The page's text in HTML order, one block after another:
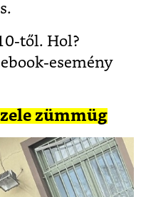
től. Hol?
esemény
zümmüg